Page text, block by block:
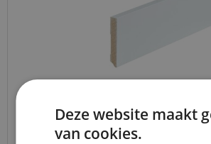
Gelakte plint 90x15 - Amsterdam
BEREIKBAARHEID
Deze website maakt
van cookies.